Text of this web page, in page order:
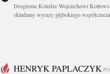
Drogiemu Koledze Wojciechowi
składamy wyrazy głębokiego
HENRYK PAPLACZYK